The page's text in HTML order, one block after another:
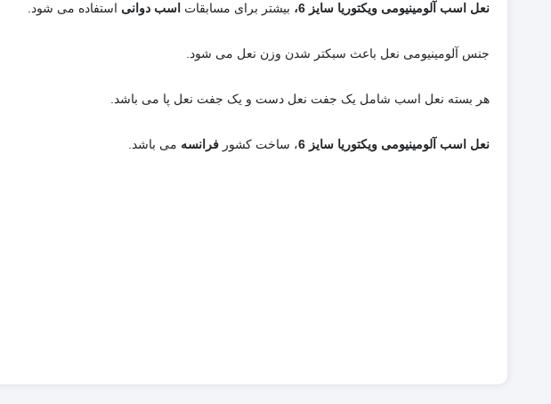
نعل اسب آلومینیومی ویکتوریا سایز 6، بیشتر برای مسابقات اسب دوانی استفاده می شود.
جنس آلومینیومی نعل باعث سبکتر شدن وزن نعل می شود.
هر بسته نعل اسب شامل یک جفت نعل دست و یک جفت نعل پا می باشد.
نعل اسب آلومینیومی ویکتوریا سایز 6 ، ساخت کشور فرانسه می باشد.